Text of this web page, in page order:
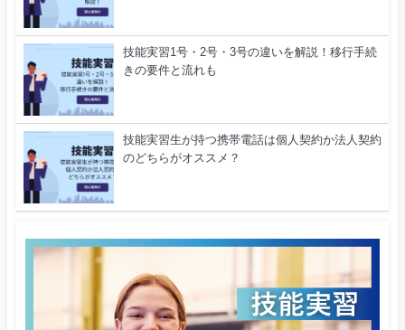
技能実習1号・2号・3号の違いを解説！移行手続
きの要件と流れも
技能実習生が持つ携帯電話は個人契約か法人契約
のどちらがオススメ？